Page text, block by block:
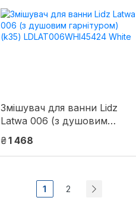
Змішувач для ванни Lidz
Latwa 006 (з душовим
гарнітуром) (k35)
LDLAT006WHI45424 White
₴1 468
1 2